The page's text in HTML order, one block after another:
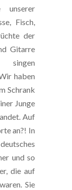
unserer
Fisch,
der
Gitarre
singen
haben
Schrank
Junge
Auf
an?! In
und so
die auf
Sie